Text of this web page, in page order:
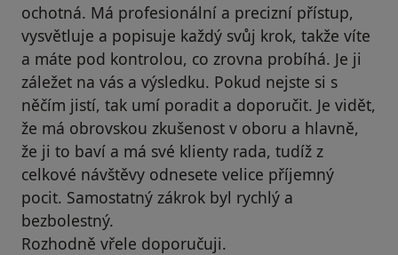
ochotná. Má profesionální a precizní přístup,
vysvětluje a popisuje každý svůj krok, takže víte
a máte pod kontrolou, co zrovna probíhá. Je ji
záležet na vás a výsledku. Pokud nejste si s
něčím jistí, tak umí poradit a doporučit. Je vidět,
že má obrovskou zkušenost v oboru a hlavně,
že ji to baví a má své klienty rada, tudíž z
celkové návštěvy odnesete velice příjemný
pocit. Samostatný zákrok byl rychlý a
bezbolestný.
Rozhodně vřele doporučuji.